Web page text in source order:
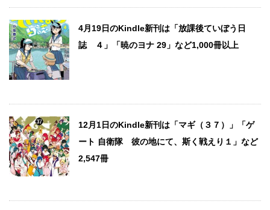
4月19日のKindle新刊は「放課後ていぼう日
誌 ４」「暁のヨナ 29」など1,000冊以上
12月1日のKindle新刊は「マギ（３７）」「ゲ
ート 自衛隊 彼の地にて、斯く戦えり１」など
2,547冊